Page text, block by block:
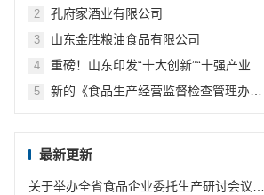
分：酱香型白酒》主要变化浅析
2 孔府家酒业有限公司
3 山东金胜粮油食品有限公司
4
重磅！山东印发“十大创新”“十强产业”
“十大扩需求”2022年行动计划
5
新的《食品生产经营监督检查管理办
最新更新
关于举办全省食品企业委托生产研讨会议的